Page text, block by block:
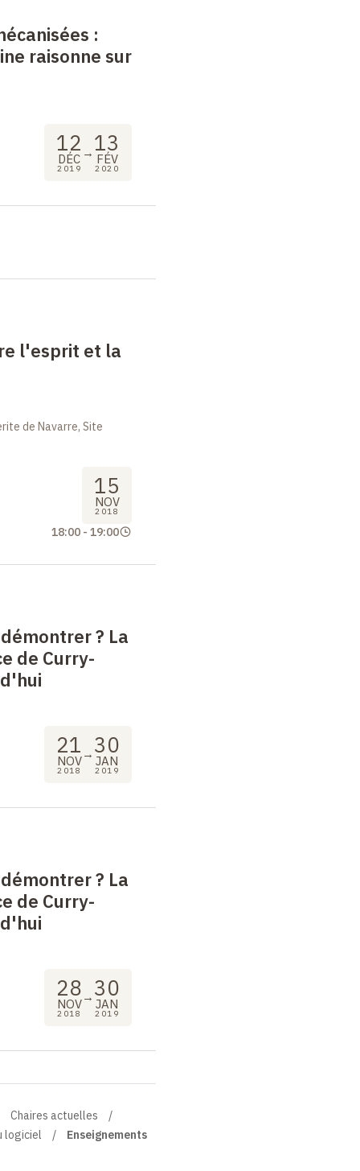
:
raisonne sur
12
DÉC
2019
→ 13
FÉV
2020
l'esprit et la
de Navarre, Site
15
NOV
2018
18:00 - 19:00
démontrer? La
de Curry-
21
NOV
2018
→ 30
JAN
2019
démontrer? La
de Curry-
28
NOV
2018
→ 30
JAN
2019
Chaires actuelles
logiciel
Enseignements